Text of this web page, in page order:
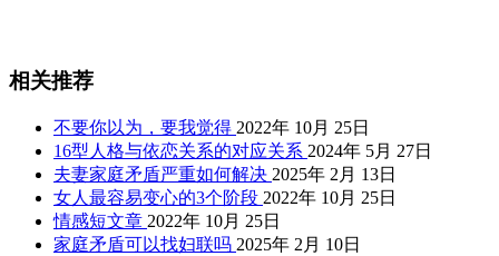
相关推荐
不要你以为，要我觉得 2022年 10月 25日
16型人格与依恋关系的对应关系 2024年 5月 27日
夫妻家庭矛盾严重如何解决 2025年 2月 13日
女人最容易变心的3个阶段 2022年 10月 25日
情感短文章 2022年 10月 25日
家庭矛盾可以找妇联吗 2025年 2月 10日